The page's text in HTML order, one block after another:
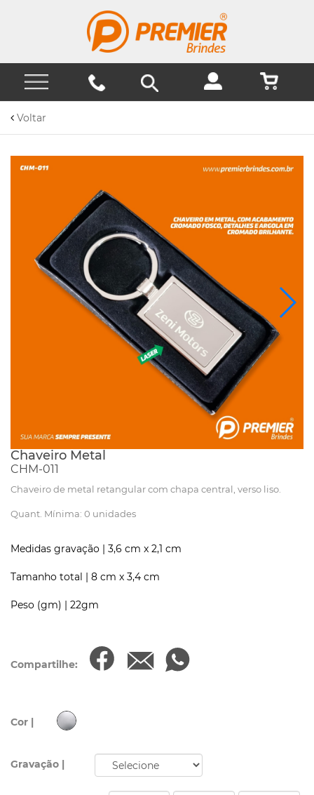
Voltar
Chaveiro Metal
CHM-011
Chaveiro de metal retangular com chapa central, verso liso.
Quant. Mínima: 0 unidades
Medidas gravação | 3,6 cm x 2,1 cm
Tamanho total | 8 cm x 3,4 cm
Peso (gm) | 22gm
Compartilhe:
Cor |
Gravação |